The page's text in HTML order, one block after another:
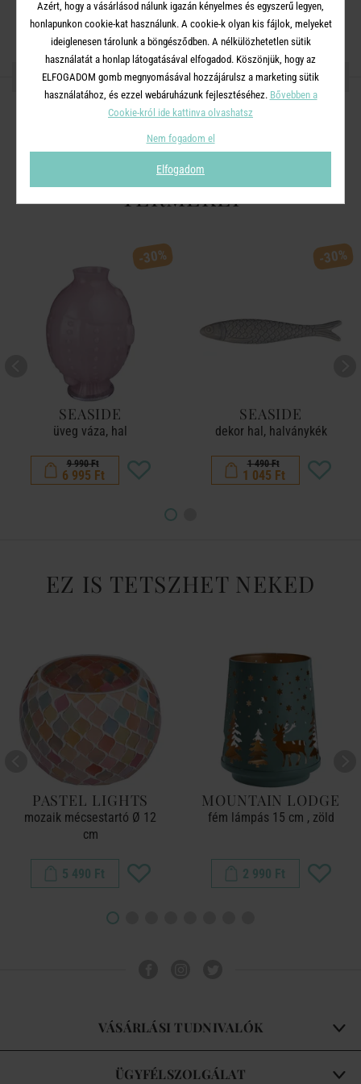
Méret : Magasság: 20 cm Szélesség: 9 cm Mélység: 11 cm
OSZD MEG MÁSOKKAL!
A TERMÉKCSALÁD TOVÁBBI
TERMÉKEI
-30%
SEASIDE
üveg váza, hal
9 990 Ft
6 995 Ft
-30%
SEASIDE
dekor hal, halványkék
1 490 Ft
1 045 Ft
EZ IS TETSZHET NEKED
PASTEL LIGHTS
mozaik mécsestartó Ø 12
cm
5 490 Ft
MOUNTAIN LODGE
fém lámpás 15 cm , zöld
2 990 Ft
VÁSÁRLÁSI TUDNIVALÓK
ÜGYFÉLSZOLGÁLAT
Azért, hogy a vásárlásod nálunk igazán kényelmes és egyszerű legyen,
honlapunkon cookie-kat használunk. A cookie-k olyan kis fájlok, melyeket
ideiglenesen tárolunk a böngésződben. A nélkülözhetetlen sütik
használatát a honlap látogatásával elfogadod. Köszönjük, hogy az
ELFOGADOM gomb megnyomásával hozzájárulsz a marketing sütik
használatához, és ezzel webáruházunk fejlesztéséhez. Bővebben a
Cookie-król ide kattinva olvashatsz
Nem fogadom el
Elfogadom